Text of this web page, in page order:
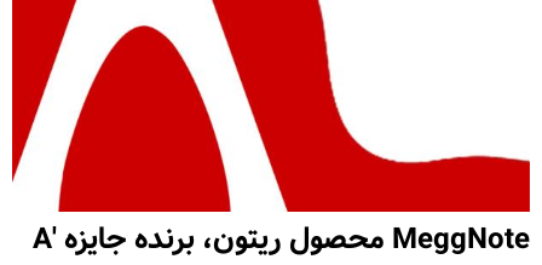
MeggNote محصول ریتون، برنده جایزه A'